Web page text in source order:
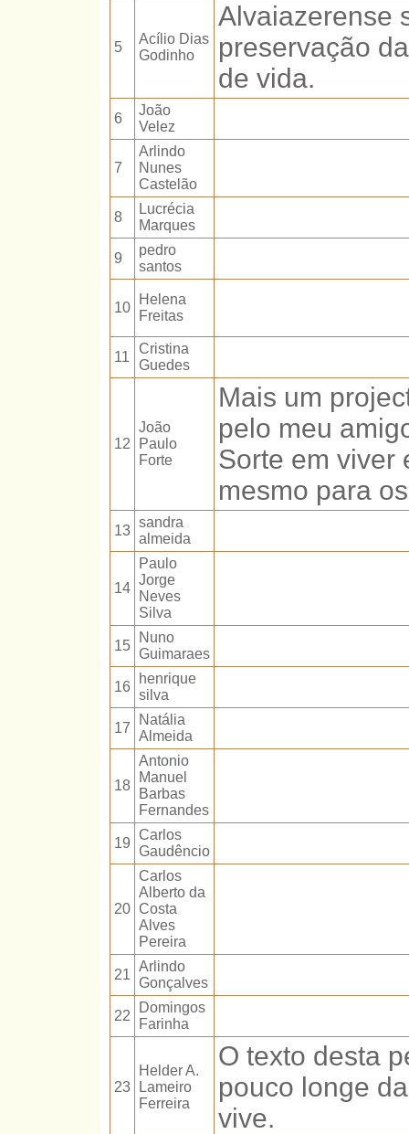
5
Acílio Dias
Godinho
Alvaiazerense
preservação
de vida.
6
João
Velez
7
Arlindo
Nunes
Castelão
8
Lucrécia
Marques
9
pedro
santos
10
Helena
Freitas
11
Cristina
Guedes
12
João
Paulo
Forte
Mais um
pelo meu
Sorte em viver
mesmo para
13
sandra
almeida
14
Paulo
Jorge
Neves
Silva
15
Nuno
Guimaraes
16
henrique
silva
17
Natália
Almeida
18
Antonio
Manuel
Barbas
Fernandes
19
Carlos
Gaudêncio
20
Carlos
Alberto da
Costa
Alves
Pereira
21
Arlindo
Gonçalves
22
Domingos
Farinha
23
Helder A.
Lameiro
Ferreira
O texto desta
pouco longe
vive.